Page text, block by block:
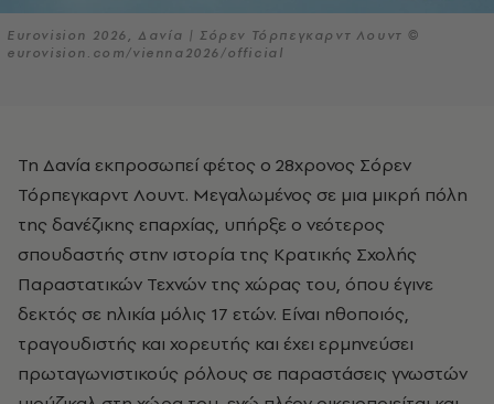
Eurovision 2026, Δανία | Σόρεν Τόρπεγκαρντ Λουντ ©
eurovision.com/vienna2026/official
Τη Δανία εκπροσωπεί φέτος ο 28χρονος Σόρεν
Τόρπεγκαρντ Λουντ. Μεγαλωμένος σε μια μικρή πόλη
της δανέζικης επαρχίας, υπήρξε ο νεότερος
σπουδαστής στην ιστορία της Κρατικής Σχολής
Παραστατικών Τεχνών της χώρας του, όπου έγινε
δεκτός σε ηλικία μόλις 17 ετών. Είναι ηθοποιός,
τραγουδιστής και χορευτής και έχει ερμηνεύσει
πρωταγωνιστικούς ρόλους σε παραστάσεις γνωστών